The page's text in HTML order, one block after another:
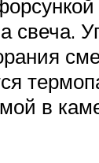
свеча.
в